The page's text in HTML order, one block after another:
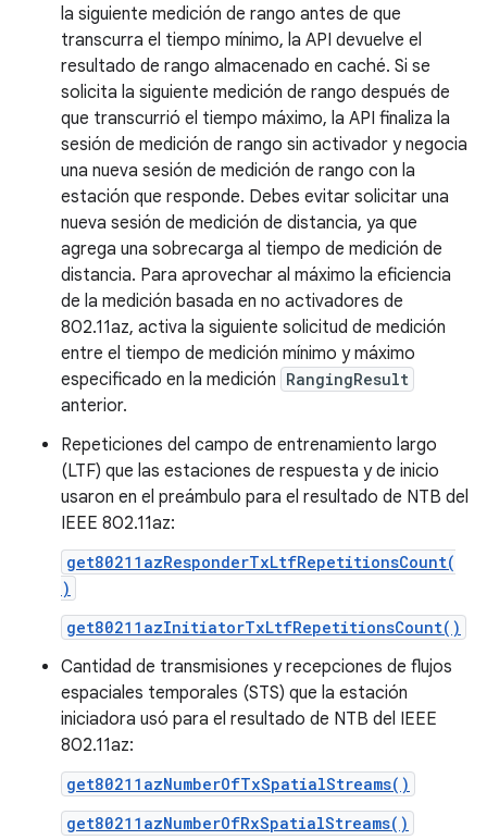
la siguiente medición de rango antes de que
transcurra el tiempo mínimo, la API devuelve el
resultado de rango almacenado en caché. Si se
solicita la siguiente medición de rango después de
que transcurrió el tiempo máximo, la API finaliza la
sesión de medición de rango sin activador y negocia
una nueva sesión de medición de rango con la
estación que responde. Debes evitar solicitar una
nueva sesión de medición de distancia, ya que
agrega una sobrecarga al tiempo de medición de
distancia. Para aprovechar al máximo la eficiencia
de la medición basada en no activadores de
802.11az, activa la siguiente solicitud de medición
entre el tiempo de medición mínimo y máximo
especificado en la medición RangingResult
anterior.
Repeticiones del campo de entrenamiento largo
(LTF) que las estaciones de respuesta y de inicio
usaron en el preámbulo para el resultado de NTB del
IEEE 802.11az:
get80211azResponderTxLtfRepetitionsCount(
)
get80211azInitiatorTxLtfRepetitionsCount()
Cantidad de transmisiones y recepciones de flujos
espaciales temporales (STS) que la estación
iniciadora usó para el resultado de NTB del IEEE
802.11az:
get80211azNumberOfTxSpatialStreams()
get80211azNumberOfRxSpatialStreams()